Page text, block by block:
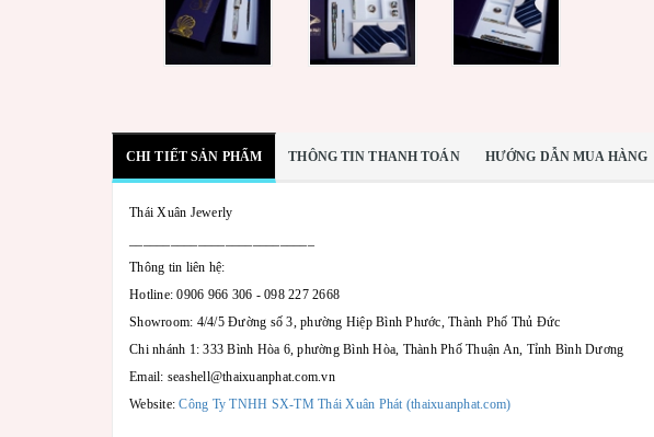
CHI TIẾT SẢN PHẨM THÔNG TIN THANH TOÁN HƯỚNG DẪN MUA HÀNG
Thái Xuân Jewerly
Thông tin liên hệ:
Hotline: 0906 966 306 - 098 227 2668
Showroom: 4/4/5 Đường số 3, phường Hiệp Bình Phước, Thành Phố Thủ Đức
Chi nhánh 1: 333 Bình Hòa 6, phường Bình Hòa, Thành Phố Thuận An, Tỉnh Bình Dương
Email: seashell@thaixuanphat.com.vn
Website:Công Ty TNHH SX-TM Thái Xuân Phát (thaixuanphat.com)